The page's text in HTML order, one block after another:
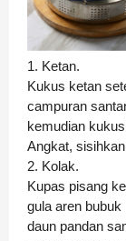
1. Ketan.
Kukus ketan
campuran
kemudian
Angkat,
2. Kolak.
Kupas pisang
gula aren
daun pandan